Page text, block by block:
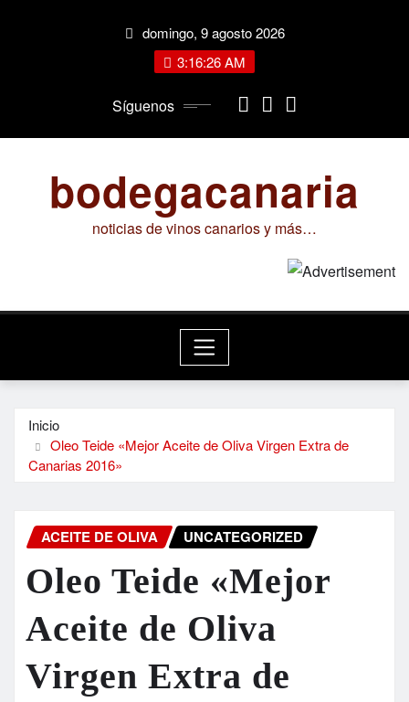
domingo, 9 agosto 2026
3:16:27 AM
Síguenos
bodegacanaria
noticias de vinos canarios y más…
Inicio
Oleo Teide «Mejor Aceite de Oliva Virgen Extra de
Canarias 2016»
ACEITE DE OLIVA UNCATEGORIZED
Oleo Teide «Mejor
Aceite de Oliva
Virgen Extra de